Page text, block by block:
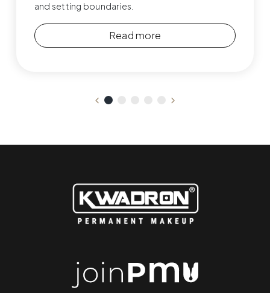
and setting boundaries.
Read more